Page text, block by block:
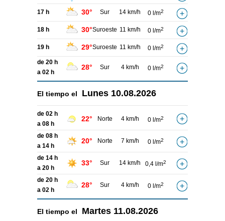
17 h 30° Sur 14 km/h 0 l/m2
18 h 30°Suroeste 11 km/h 0 l/m2
19 h 29°Suroeste 11 km/h 0 l/m2
de 20 h
a 02 h
28° Sur 4 km/h 0 l/m2
El tiempo el Lunes 10.08.2026
de 02 h
a 08 h
22° Norte 4 km/h 0 l/m2
de 08 h
a 14 h
20° Norte 7 km/h 0 l/m2
de 14 h
a 20 h
33° Sur 14 km/h 0,4 l/m2
de 20 h
a 02 h
28° Sur 4 km/h 0 l/m2
El tiempo el Martes 11.08.2026